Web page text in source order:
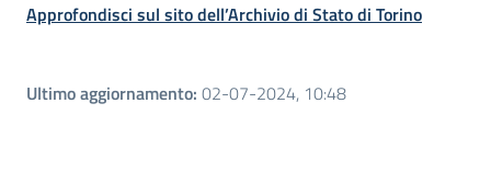
Approfondisci sul sito dell’Archivio di Stato di Torino
Ultimo aggiornamento: 02-07-2024, 10:48